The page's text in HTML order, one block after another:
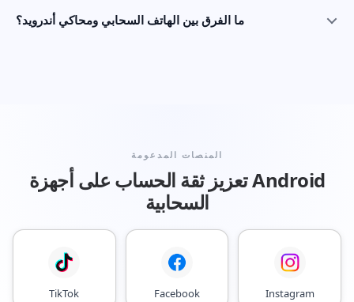
ما الفرق بين الهاتف السحابي ومحاكي أندرويد؟
المنصات المدعومة
تعزيز ثقة الحساب على أجهزة Android
السحابية
TikTok Facebook Instagram